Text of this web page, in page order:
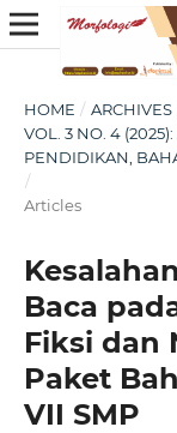
HOME / ARCHIVES
VOL. 3 NO. 4
PENDIDIKAN,
/
Articles
Baca
Fiksi dan
Paket
VII SMP